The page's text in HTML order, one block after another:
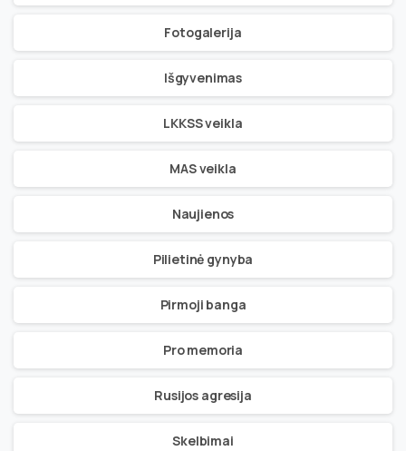
Fotogalerija
Išgyvenimas
LKKSS veikla
MAS veikla
Naujienos
Pilietinė gynyba
Pirmoji banga
Pro memoria
Rusijos agresija
Skelbimai